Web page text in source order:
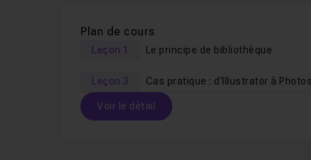
Plan de cours
Leçon 1 Le principe de bibliothèque
Leçon 3 Cas pratique : d'Illustrator à
Voir le détail